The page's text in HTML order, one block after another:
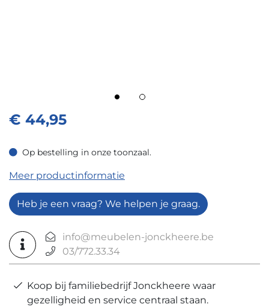
€ 44,95
Op bestelling in onze toonzaal.
Op bestelling in onze toonzaal.
Meer productinformatie
Heb je een vraag? We helpen je graag.
info@meubelen-jonckheere.be
03/772.33.34
Koop bij familiebedrijf Jonckheere waar
gezelligheid en service centraal staan.